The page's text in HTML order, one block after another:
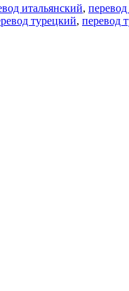
итальянский,
турецкий, перевод